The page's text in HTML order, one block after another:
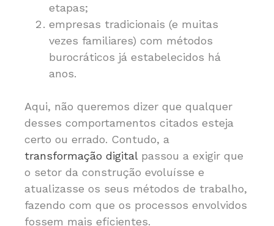
etapas;
empresas tradicionais (e muitas
vezes familiares) com métodos
burocráticos já estabelecidos há
anos.
Aqui, não queremos dizer que qualquer
desses comportamentos citados esteja
certo ou errado. Contudo, a
transformação digitalpassou a exigir que
o setor da construção evoluísse e
atualizasse os seus métodos de trabalho,
fazendo com que os processos envolvidos
fossem mais eficientes.